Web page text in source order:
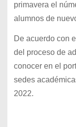
primavera el
alumnos de
De acuerdo con
del proceso de
conocer en el
sedes
2022.